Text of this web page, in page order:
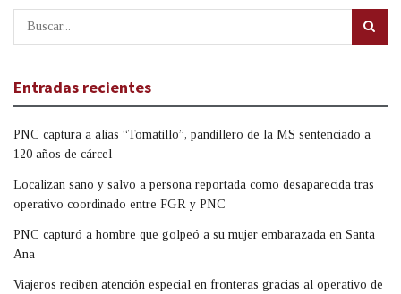
Entradas recientes
PNC captura a alias “Tomatillo”, pandillero de la MS sentenciado a
120 años de cárcel
Localizan sano y salvo a persona reportada como desaparecida tras
operativo coordinado entre FGR y PNC
PNC capturó a hombre que golpeó a su mujer embarazada en Santa
Ana
Viajeros reciben atención especial en fronteras gracias al operativo de